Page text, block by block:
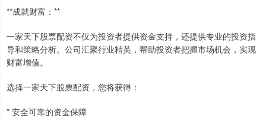
**成就财富：**
一家天下股票配资不仅为投资者提供资金支持，还提供专业的投资指
导和策略分析。公司汇聚行业精英，帮助投资者把握市场机会，实现
财富增值。
选择一家天下股票配资，您将获得：
* 安全可靠的资金保障